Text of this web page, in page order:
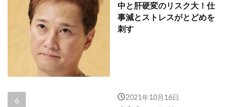
中と肝硬変のリスク大！仕
事減とストレスがとどめを
刺す
2021年10月16日